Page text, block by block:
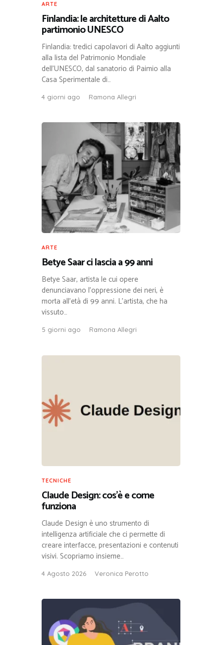
ARTE
Finlandia: le architetture di Aalto
partimonio UNESCO
Finlandia: tredici capolavori di Aalto aggiunti
alla lista del Patrimonio Mondiale
dell’UNESCO, dal sanatorio di Paimio alla
Casa Sperimentale di…
4 giorni ago Ramona Allegri
ARTE
Betye Saar ci lascia a 99 anni
Betye Saar, artista le cui opere
denunciavano l’oppressione dei neri, è
morta all’età di 99 anni. L’artista, che ha
vissuto…
5 giorni ago Ramona Allegri
TECNICHE
Claude Design: cos’è e come
funziona
Claude Design è uno strumento di
intelligenza artificiale che ci permette di
creare interfacce, presentazioni e contenuti
visivi. Scopriamo insieme…
4 Agosto 2026 Veronica Perotto